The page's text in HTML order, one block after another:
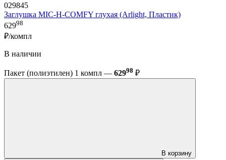
029845
Заглушка MIC-H-COMFY глухая (Arlight, Пластик)
62998
₽/компл
В наличии
Пакет (полиэтилен) 1 компл — 62998 ₽
В корзину